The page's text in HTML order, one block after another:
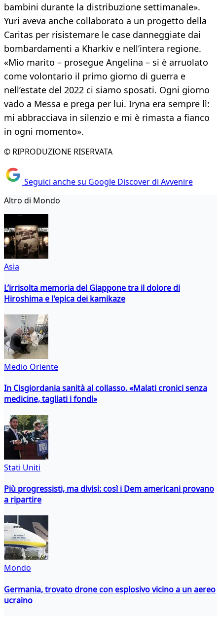
bambini durante la distribuzione settimanale».
Yuri aveva anche collaborato a un progetto della
Caritas per risistemare le case danneggiate dai
bombardamenti a Kharkiv e nell’intera regione.
«Mio marito – prosegue Angelina – si è arruolato
come volontario il primo giorno di guerra e
nell’estate del 2022 ci siamo sposati. Ogni giorno
vado a Messa e prega per lui. Iryna era sempre lì:
mi abbracciava in silenzio e mi è rimasta a fianco
in ogni momento».
© RIPRODUZIONE RISERVATA
Seguici anche su Google Discover di Avvenire
Altro di Mondo
Asia
L’irrisolta memoria del Giappone tra il dolore di
Hiroshima e l'epica dei kamikaze
Medio Oriente
In Cisgiordania sanità al collasso. «Malati cronici senza
medicine, tagliati i fondi»
Stati Uniti
Più progressisti, ma divisi: così i Dem americani provano
a ripartire
Mondo
Germania, trovato drone con esplosivo vicino a un aereo
ucraino